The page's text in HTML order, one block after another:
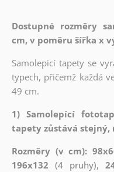
Dostupné rozměry
cm, v poměru šířka x
Samolepicí tapety se
typech, přičemž každá
49 cm.
1) Samolepící
tapety zůstává stejný,
Rozměry (v cm):
196x132 (4 pruhy),